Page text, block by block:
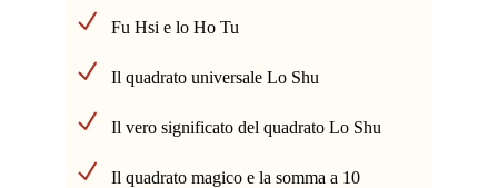
Fu Hsi e lo Ho Tu
Il quadrato universale Lo Shu
Il vero significato del quadrato Lo Shu
Il quadrato magico e la somma a 10